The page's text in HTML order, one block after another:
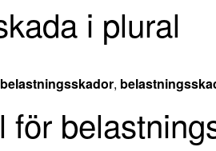
i plural
belastningsskador,
för